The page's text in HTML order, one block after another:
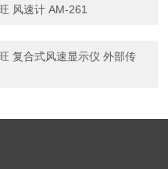
风速计 AM-261
复合式风速显示仪 外部传